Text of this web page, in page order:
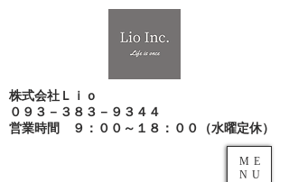
ME
NU
株式会社Ｌｉｏ
０９３－３８３－９３４４
​営業時間 ９：００～１８：００（水曜定休）